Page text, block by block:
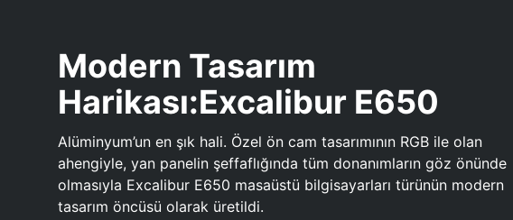
Modern Tasarım
Harikası:Excalibur E650
Alüminyum’un en şık hali. Özel ön cam tasarımının RGB ile olan
ahengiyle, yan panelin şeffaflığında tüm donanımların göz önünde
olmasıyla Excalibur E650 masaüstü bilgisayarları türünün modern
tasarım öncüsü olarak üretildi.